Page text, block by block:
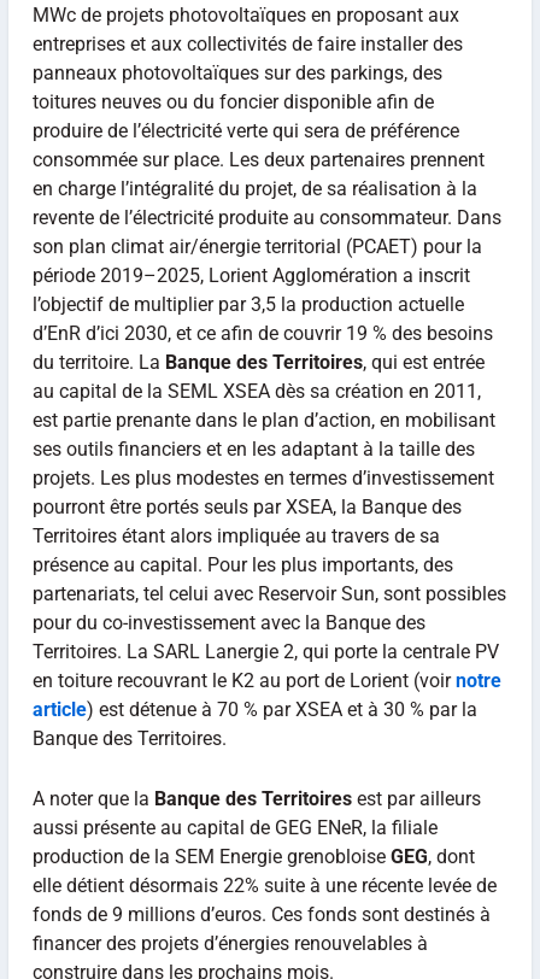
MWc de projets photovoltaïques en proposant aux
entreprises et aux collectivités de faire installer des
panneaux photovoltaïques sur des parkings, des
toitures neuves ou du foncier disponible afin de
produire de l’électricité verte qui sera de préférence
consommée sur place. Les deux partenaires prennent
en charge l’intégralité du projet, de sa réalisation à la
revente de l’électricité produite au consommateur. Dans
son plan climat air/énergie territorial (PCAET) pour la
période 2019–2025, Lorient Agglomération a inscrit
l’objectif de multiplier par 3,5 la production actuelle
d’EnR d’ici 2030, et ce afin de couvrir 19 % des besoins
du territoire. La Banque des Territoires, qui est entrée
au capital de la SEML XSEA dès sa création en 2011,
est partie prenante dans le plan d’action, en mobilisant
ses outils financiers et en les adaptant à la taille des
projets. Les plus modestes en termes d’investissement
pourront être portés seuls par XSEA, la Banque des
Territoires étant alors impliquée au travers de sa
présence au capital. Pour les plus importants, des
partenariats, tel celui avec Reservoir Sun, sont possibles
pour du co-investissement avec la Banque des
Territoires. La SARL Lanergie 2, qui porte la centrale PV
en toiture recouvrant le K2 au port de Lorient (voirnotre
article) est détenue à 70 % par XSEA et à 30 % par la
Banque des Territoires.
A noter que la Banque des Territoiresest par ailleurs
aussi présente au capital de GEG ENeR, la filiale
production de la SEM Energie grenobloise GEG, dont
elle détient désormais 22% suite à une récente levée de
fonds de 9 millions d’euros. Ces fonds sont destinés à
financer des projets d’énergies renouvelables à
construire dans les prochains mois.